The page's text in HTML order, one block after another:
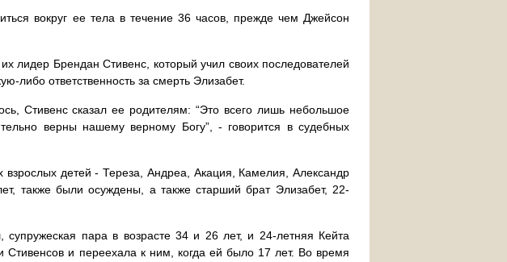
вокруг ее тела в течение 36 часов, прежде чем Джейсон
лидер Брендан Стивенс, который учил своих последователей
либо ответственность за смерть Элизабет.
Стивенс сказал ее родителям: “Это всего лишь небольшое
верны нашему верному Богу”, - говорится в судебных
детей - Тереза, Андреа, Акация, Камелия, Александр
также были осуждены, а также старший брат Элизабет, 22-
пара в возрасте 34 и 26 лет, и 24-летняя Кейта
Стивенсов и переехала к ним, когда ей было 17 лет. Во время